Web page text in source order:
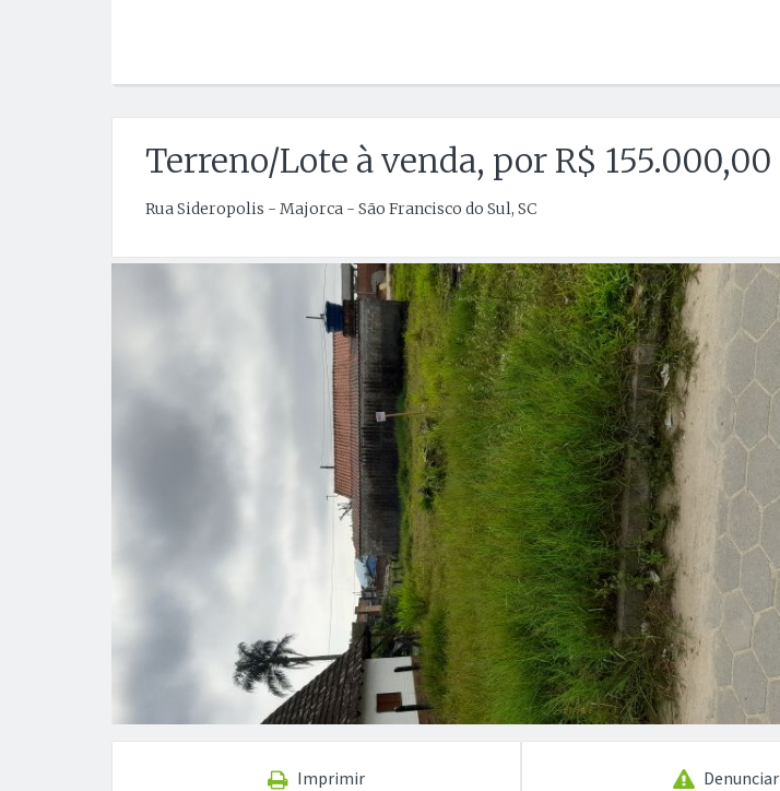
Terreno/Lote à venda, por R$ 155.000,00
Rua Sideropolis - Majorca - São Francisco do Sul, SC
Imprimir Denunciar